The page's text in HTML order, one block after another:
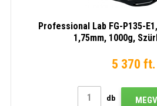
Professional Lab FG-P135-
1,75mm, 1000g,
5 370 ft.
db